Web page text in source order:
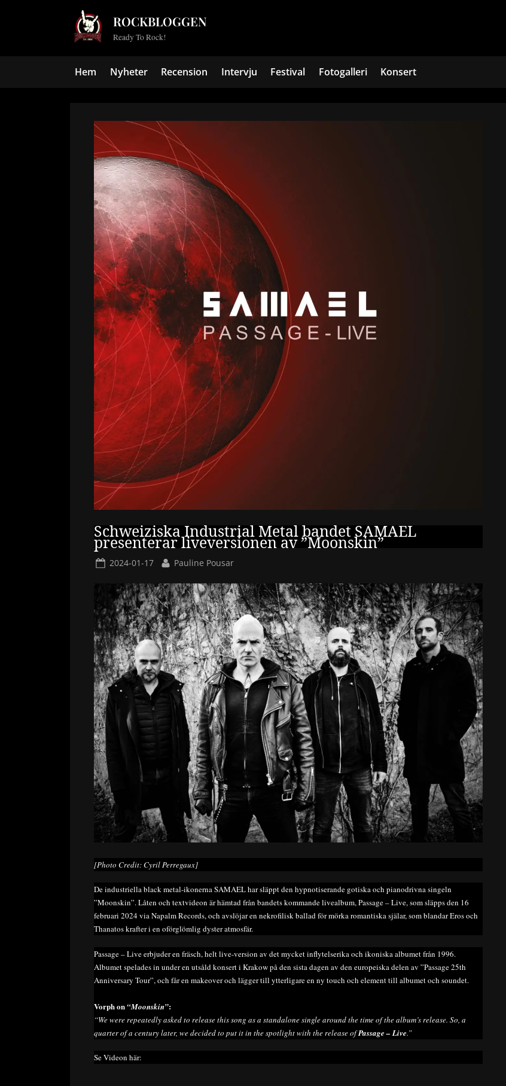
ROCKBLOGGEN
Ready To Rock!
Hem Nyheter Recension Intervju Festival Fotogalleri Konsert
Schweiziska Industrial Metal bandet SAMAEL
presenterar liveversionen av ”Moonskin”
Posted
2024-01-17 By
Pauline Pousar
[Photo Credit: Cyril Perregaux]
De industriella black metal-ikonerna SAMAEL har släppt den hypnotiserande gotiska och pianodrivna singeln
”Moonskin”. Låten och textvideon är hämtad från bandets kommande livealbum, Passage – Live, som släpps den 16
februari 2024 via Napalm Records, och avslöjar en nekrofilisk ballad för mörka romantiska själar, som blandar Eros och
Thanatos krafter i en oförglömlig dyster atmosfär.
Passage – Live erbjuder en fräsch, helt live-version av det mycket inflytelserika och ikoniska albumet från 1996.
Albumet spelades in under en utsåld konsert i Krakow på den sista dagen av den europeiska delen av ”Passage 25th
Anniversary Tour”, och får en makeover och lägger till ytterligare en ny touch och element till albumet och soundet.
Vorph on“Moonskin”:
“We were repeatedly asked to release this song as a standalone single around the time of the album’s release. So, a
quarter of a century later, we decided to put it in the spotlight with the release ofPassage – Live.”
Se Videon här: